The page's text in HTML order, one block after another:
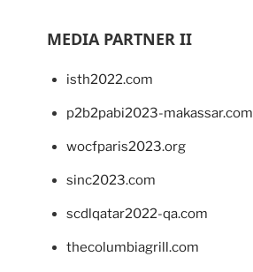
MEDIA PARTNER II
isth2022.com
p2b2pabi2023-makassar.com
wocfparis2023.org
sinc2023.com
scdlqatar2022-qa.com
thecolumbiagrill.com